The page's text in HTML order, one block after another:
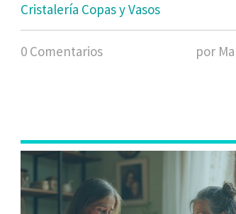
Cristalería Copas y Vasos
0 Comentarios por